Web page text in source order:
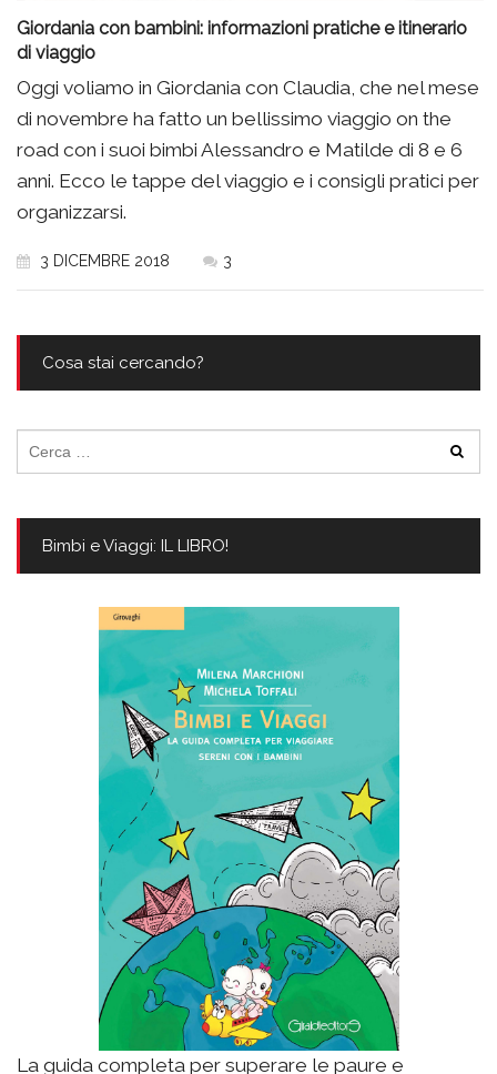
Giordania con bambini: informazioni pratiche e itinerario
di viaggio
Oggi voliamo in Giordania con Claudia, che nel mese
di novembre ha fatto un bellissimo viaggio on the
road con i suoi bimbi Alessandro e Matilde di 8 e 6
anni. Ecco le tappe del viaggio e i consigli pratici per
organizzarsi.
3 DICEMBRE 2018 3
Cosa stai cercando?
per:
Bimbi e Viaggi: IL LIBRO!
La guida completa per superare le paure e